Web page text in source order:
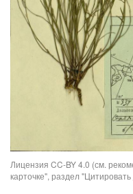
Лицензия CC-BY 4.0 (см.
карточке", раздел